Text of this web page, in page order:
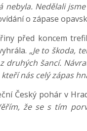
Nedělali
o zápase
před koncem
„Je to škoda,
druhých šancí.
nás celý zápas
Český pohár v
že se s tím